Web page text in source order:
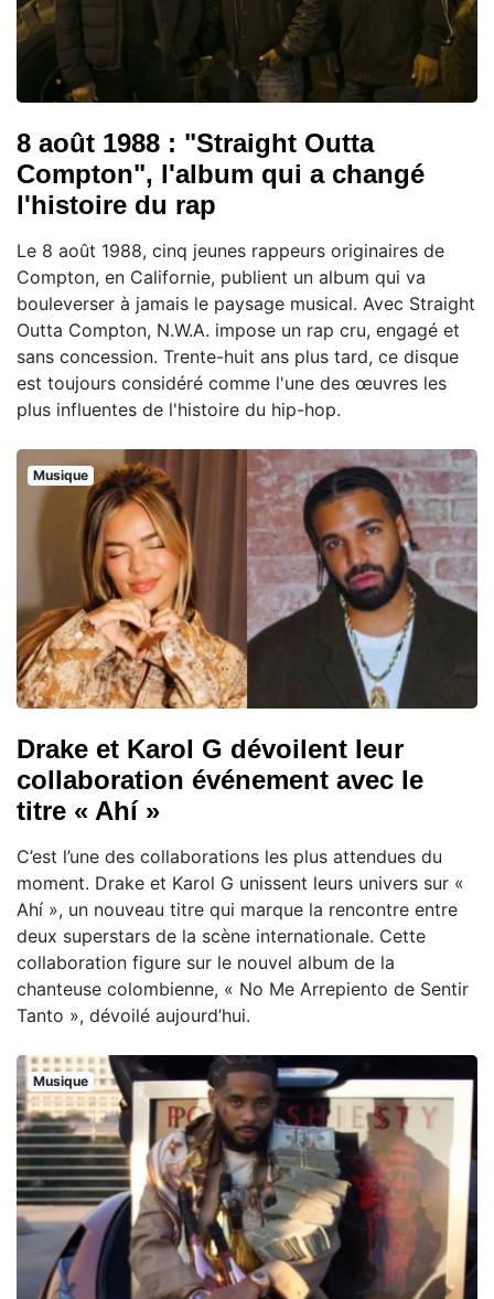
8 août 1988 : "Straight Outta
Compton", l'album qui a changé
l'histoire du rap
Le 8 août 1988, cinq jeunes rappeurs originaires de
Compton, en Californie, publient un album qui va
bouleverser à jamais le paysage musical. Avec Straight
Outta Compton, N.W.A. impose un rap cru, engagé et
sans concession. Trente-huit ans plus tard, ce disque
est toujours considéré comme l'une des œuvres les
plus influentes de l'histoire du hip-hop.
Musique
Drake et Karol G dévoilent leur
collaboration événement avec le
titre « Ahí »
C’est l’une des collaborations les plus attendues du
moment. Drake et Karol G unissent leurs univers sur «
Ahí », un nouveau titre qui marque la rencontre entre
deux superstars de la scène internationale. Cette
collaboration figure sur le nouvel album de la
chanteuse colombienne, « No Me Arrepiento de Sentir
Tanto », dévoilé aujourd’hui.
Musique